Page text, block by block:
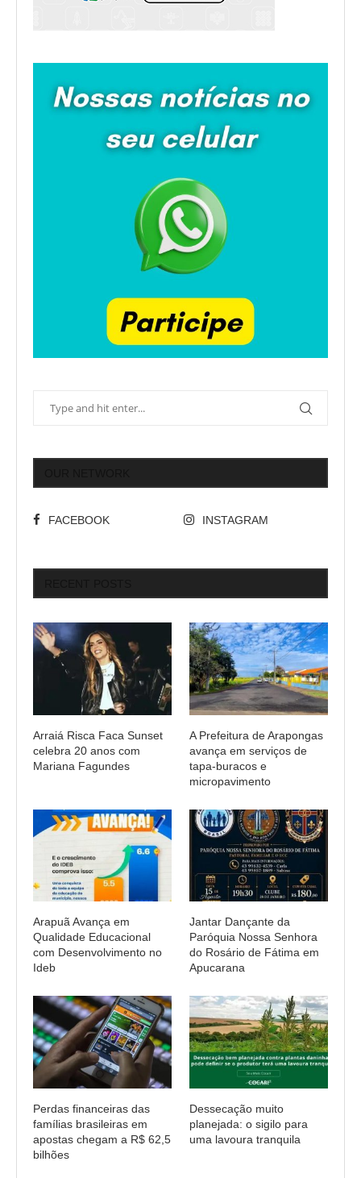
FACEBOOK INSTAGRAM
Arraiá Risca Faca Sunset
celebra 20 anos com
Mariana Fagundes
A Prefeitura de Arapongas
avança em serviços de
tapa-buracos e
micropavimento
Arapuã Avança em
Qualidade Educacional
com Desenvolvimento no
Ideb
Jantar Dançante da
Paróquia Nossa Senhora
do Rosário de Fátima em
Apucarana
Perdas financeiras das
famílias brasileiras em
apostas chegam a R$ 62,5
bilhões
Dessecação muito
planejada: o sigilo para
uma lavoura tranquila